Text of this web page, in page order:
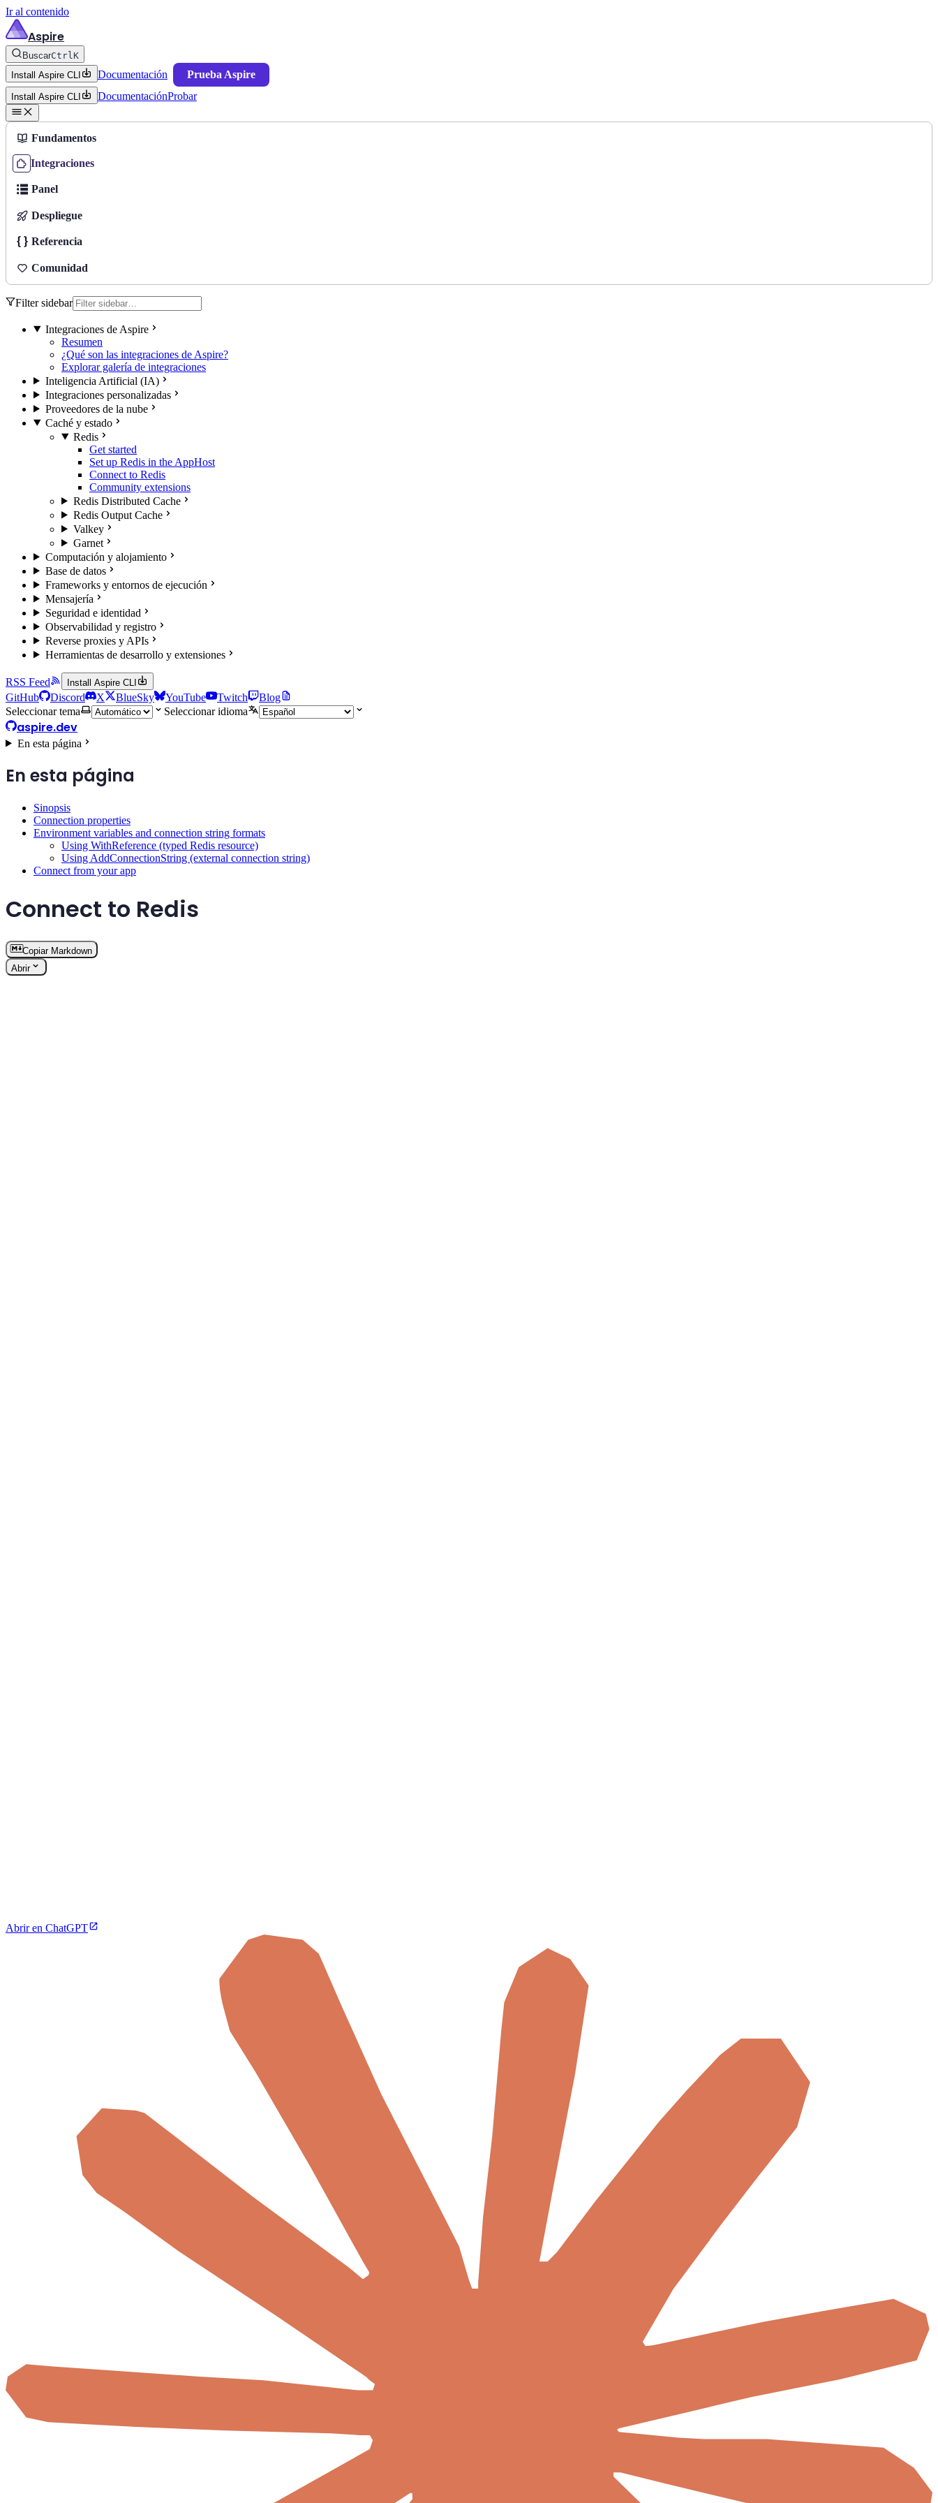
Ir al contenido
Aspire
BuscarCtrlK
Install Aspire CLI
Documentación Prueba Aspire
Install Aspire CLI DocumentaciónProbar
Fundamentos
Integraciones
Panel
Despliegue
Referencia
Comunidad
Filter sidebar
Integraciones de Aspire
Resumen
¿Qué son las integraciones de Aspire?
Explorar galería de integraciones
Inteligencia Artificial (IA)
Integraciones personalizadas
Proveedores de la nube
Caché y estado
Redis
Get started
Set up Redis in the AppHost
Connect to Redis
Community extensions
Redis Distributed Cache
Redis Output Cache
Valkey
Garnet
Computación y alojamiento
Base de datos
Frameworks y entornos de ejecución
Mensajería
Seguridad e identidad
Observabilidad y registro
Reverse proxies y APIs
Herramientas de desarrollo y extensiones
RSS Feed Install Aspire CLI
GitHub Discord X BlueSky YouTube Twitch
Blog
Seleccionar tema
Seleccionar idioma
aspire.dev
En esta página
En esta página
Sinopsis
Connection properties
Environment variables and connection string formats
Using WithReference (typed Redis resource)
Using AddConnectionString (external connection string)
Connect from your app
Connect to Redis
Copiar Markdown
Abrir
Abrir en ChatGPT